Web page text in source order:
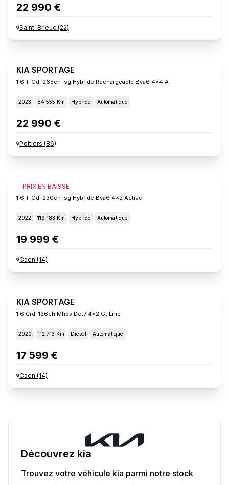
22 990 €
Saint-Brieuc (22)
KIA SPORTAGE
1.6 T-Gdi 265ch Isg Hybride Rechargeable Bva6 4x4 A
2023 84 555 Km Hybride Automatique
22 990 €
Poitiers (86)
PRIX EN BAISSE
KIA SPORTAGE
1.6 T-Gdi 230ch Isg Hybride Bva6 4x2 Active
2022 119 183 Km Hybride Automatique
19 999 €
Caen (14)
KIA SPORTAGE
1.6 Crdi 136ch Mhev Dct7 4x2 Gt Line
2020 112 713 Km Diesel Automatique
17 599 €
Caen (14)
Découvrez kia
Trouvez votre véhicule kia parmi notre stock